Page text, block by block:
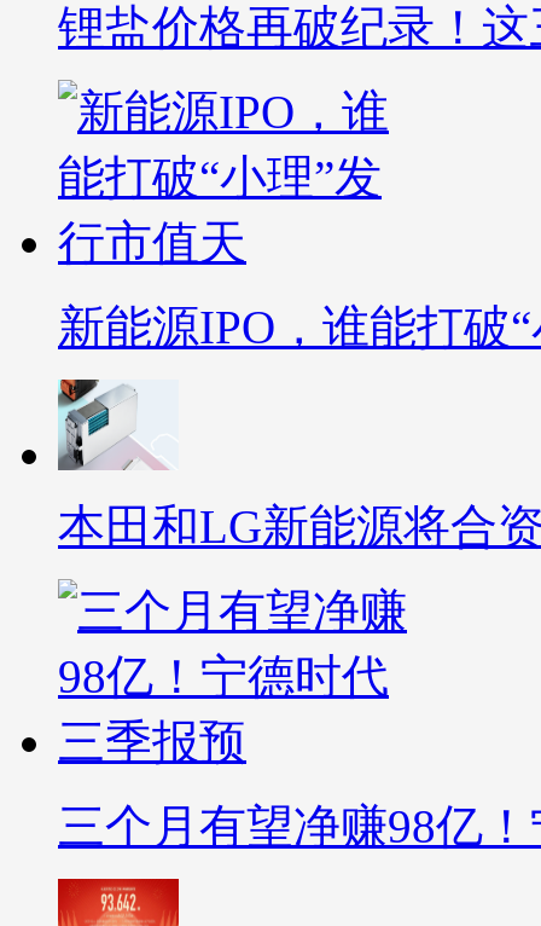
锂盐价格再破纪录！
新能源IPO，谁能打破
本田和LG新能源将合
三个月有望净赚98亿